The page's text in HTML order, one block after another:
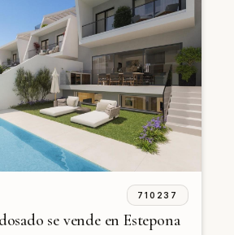
710237
se vende en Estepona